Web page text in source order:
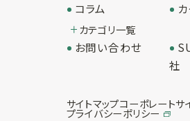
コラム
カテゴリ一覧
お問い合わせ
社
サイトマップコーポレートサ
プライバシーポリシー